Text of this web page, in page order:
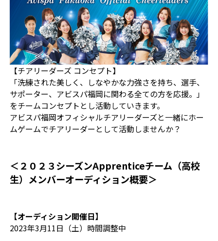
【チアリーダーズ コンセプト】
「洗練された美しく、しなやかな力強さを持ち、選手、
サポーター、アビスパ福岡に関わる全ての方を応援。」
をチームコンセプトとし活動していきます。
アビスパ福岡オフィシャルチアリーダーズと一緒にホー
ムゲームでチアリーダーとして活動しませんか？
＜２０２３シーズンApprenticeチーム（高校
生）メンバーオーディション概要＞
【オーディション開催日】
2023年3月11日（土）時間調整中